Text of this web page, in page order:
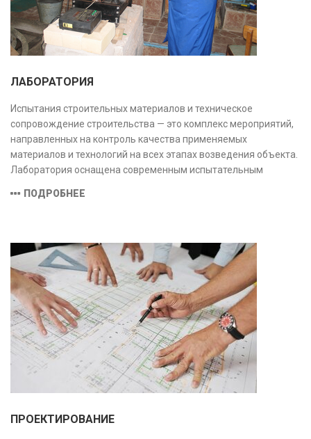
ЛАБОРАТОРИЯ
Испытания строительных материалов и техническое
сопровождение строительства — это комплекс мероприятий,
направленных на контроль качества применяемых
материалов и технологий на всех этапах возведения объекта.
Лаборатория оснащена современным испытательным
соответствующими заявленной области аккредитации.
ПОДРОБНЕЕ
ПРОЕКТИРОВАНИЕ